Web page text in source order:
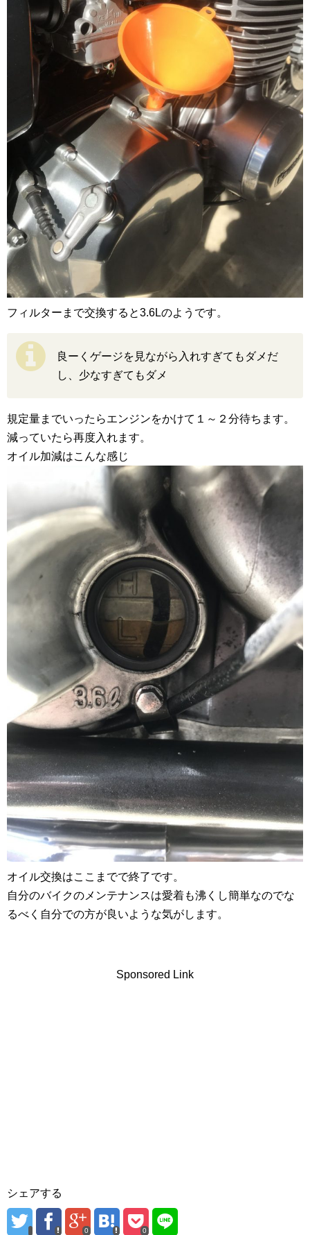
フィルターまで交換すると3.6Lのようです。
良ーくゲージを見ながら入れすぎてもダメだ
し、少なすぎてもダメ
規定量までいったらエンジンをかけて１～２分待ちます。
減っていたら再度入れます。
オイル加減はこんな感じ
オイル交換はここまでで終了です。
自分のバイクのメンテナンスは愛着も沸くし簡単なのでな
るべく自分での方が良いような気がします。
Sponsored Link
シェアする
0 0